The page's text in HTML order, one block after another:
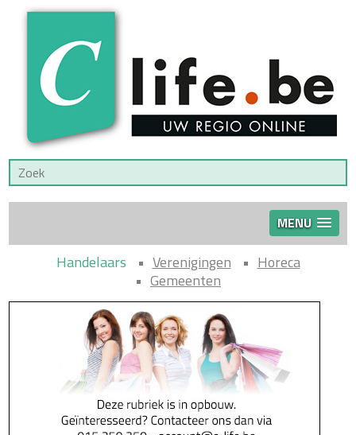
MENU
Handelaars Verenigingen
Horeca
Gemeenten